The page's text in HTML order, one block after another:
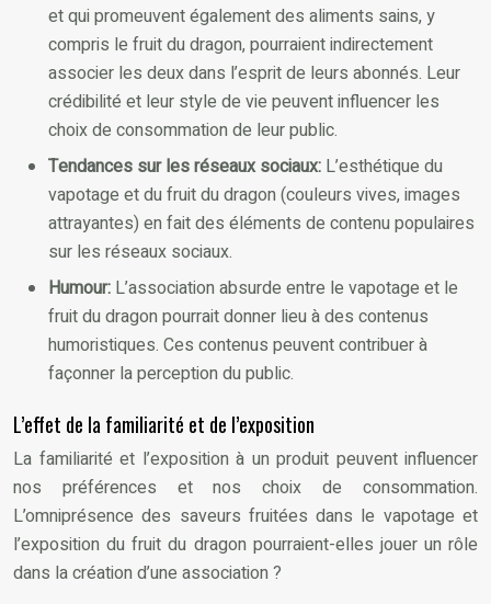
et qui promeuvent également des aliments sains, y
compris le fruit du dragon, pourraient indirectement
associer les deux dans l’esprit de leurs abonnés. Leur
crédibilité et leur style de vie peuvent influencer les
choix de consommation de leur public.
Tendances sur les réseaux sociaux: L’esthétique du
vapotage et du fruit du dragon (couleurs vives, images
attrayantes) en fait des éléments de contenu populaires
sur les réseaux sociaux.
Humour: L’association absurde entre le vapotage et le
fruit du dragon pourrait donner lieu à des contenus
humoristiques. Ces contenus peuvent contribuer à
façonner la perception du public.
L’effet de la familiarité et de l’exposition
La familiarité et l’exposition à un produit peuvent influencer
nos préférences et nos choix de consommation.
L’omniprésence des saveurs fruitées dans le vapotage et
l’exposition du fruit du dragon pourraient-elles jouer un rôle
dans la création d’une association ?